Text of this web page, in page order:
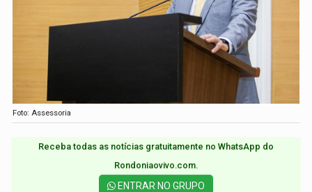
Foto: Assessoria
Receba todas as notícias gratuitamente no WhatsApp do
Rondoniaovivo.com.​
ENTRAR NO GRUPO